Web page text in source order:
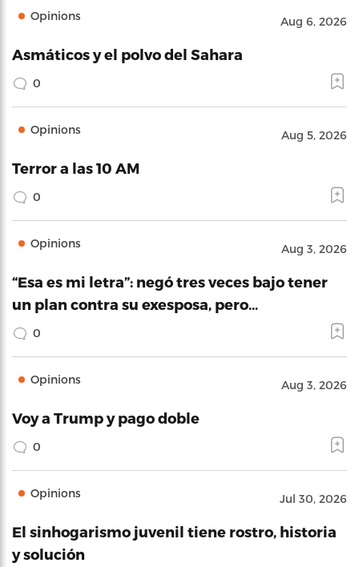
Opinions Aug 6, 2026
Asmáticos y el polvo del Sahara
0
Opinions Aug 5, 2026
Terror a las 10 AM
0
Opinions Aug 3, 2026
“Esa es mi letra”: negó tres veces bajo tener
un plan contra su exesposa, pero…
0
Opinions Aug 3, 2026
Voy a Trump y pago doble
0
Opinions Jul 30, 2026
El sinhogarismo juvenil tiene rostro, historia
y solución